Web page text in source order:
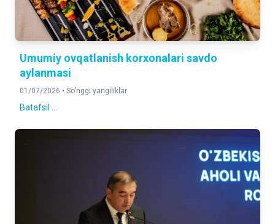
Umumiy ovqatlanish korxonalari savdo
aylanmasi
01/07/2026 • So'nggi yangiliklar
Batafsil ...